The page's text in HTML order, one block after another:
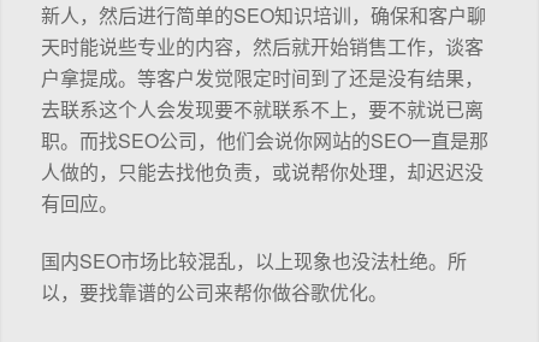
新人，然后进行简单的SEO知识培训，确保和客户聊
天时能说些专业的内容，然后就开始销售工作，谈客
户拿提成。等客户发觉限定时间到了还是没有结果，
去联系这个人会发现要不就联系不上，要不就说已离
职。而找SEO公司，他们会说你网站的SEO一直是那
人做的，只能去找他负责，或说帮你处理，却迟迟没
有回应。
国内SEO市场比较混乱，以上现象也没法杜绝。所
以，要找靠谱的公司来帮你做谷歌优化。